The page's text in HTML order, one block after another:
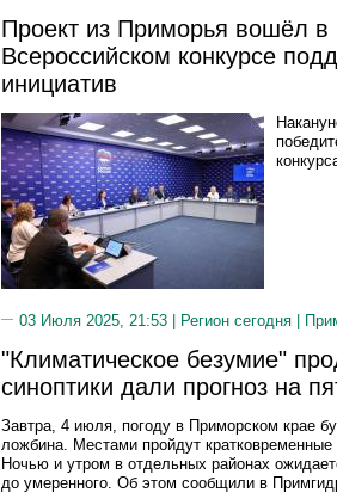
Проект из Приморья вошёл в
Всероссийском конкурсе
инициатив
03 Июля 2025, 21:53 | Регион сегодня |
"Климатическое безумие"
синоптики дали прогноз на
Завтра, 4 июля, погоду в Приморском крае
ложбина. Местами пройдут
Ночью и утром в отдельных районах
до умеренного. Об этом сообщили в